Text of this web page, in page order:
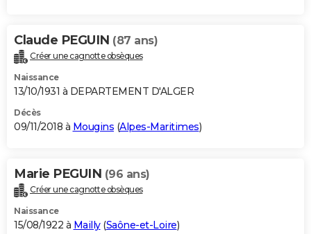
Claude PEGUIN (87 ans)
Créer une cagnotte obsèques
Naissance
13/10/1931 à DEPARTEMENT D'ALGER
Décès
09/11/2018 à Mougins (Alpes-Maritimes)
Marie PEGUIN (96 ans)
Créer une cagnotte obsèques
Naissance
15/08/1922 à Mailly(Saône-et-Loire)